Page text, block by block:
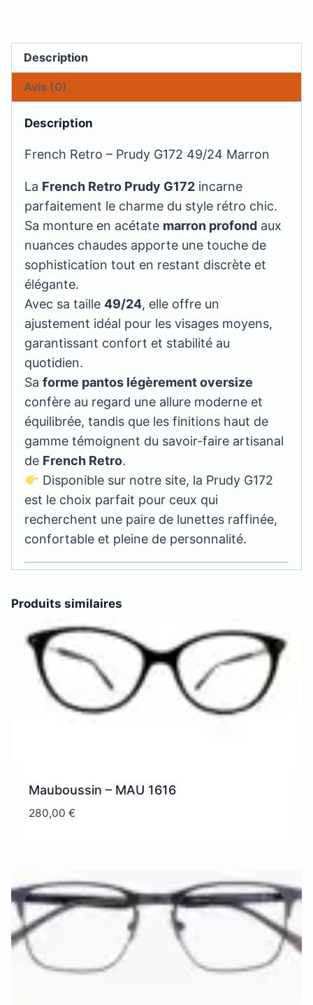
Description
Avis (0)
Description
French Retro – Prudy G172 49/24 Marron
La French Retro Prudy G172 incarne
parfaitement le charme du style rétro chic.
Sa monture en acétate marron profond aux
nuances chaudes apporte une touche de
sophistication tout en restant discrète et
élégante.
Avec sa taille49/24, elle offre un
ajustement idéal pour les visages moyens,
garantissant confort et stabilité au
quotidien.
Saforme pantos légèrement oversize
confère au regard une allure moderne et
équilibrée, tandis que les finitions haut de
gamme témoignent du savoir-faire artisanal
de French Retro.
Disponible sur notre site, la Prudy G172
est le choix parfait pour ceux qui
recherchent une paire de lunettes raffinée,
confortable et pleine de personnalité.
Produits similaires
Mauboussin – MAU 1616
280,00€